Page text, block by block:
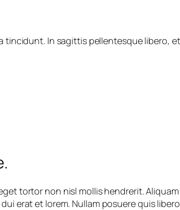
tincidunt. In sagittis pellentesque libero,
tortor non nisl mollis hendrerit.
erat et lorem. Nullam posuere quis